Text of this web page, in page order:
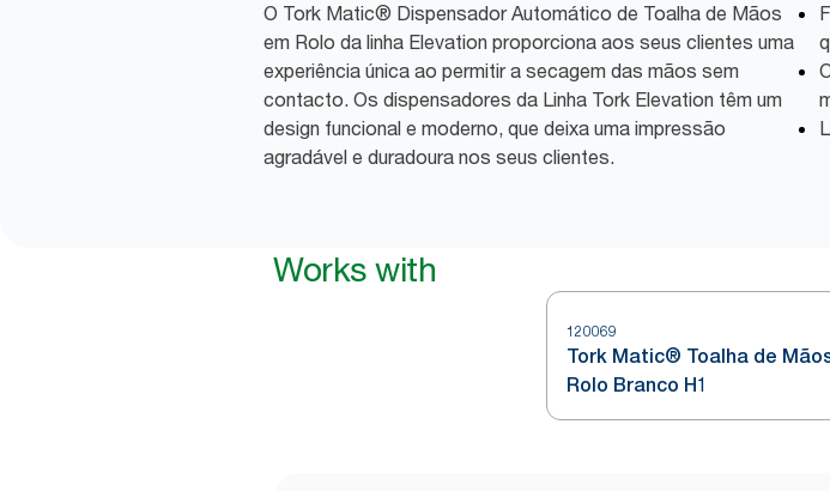
O Tork Matic® Dispensador Automático de Toalha de Mãos
em Rolo da linha Elevation proporciona aos seus clientes uma
experiência única ao permitir a secagem das mãos sem
contacto. Os dispensadores da Linha Tork Elevation têm um
design funcional e moderno, que deixa uma impressão
agradável e duradoura nos seus clientes.
Works with
120069
Tork Matic® Toalha de
Rolo Branco H1